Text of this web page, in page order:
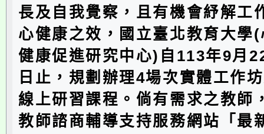
長及自我覺察，且有機會紓解工
心健康之效，國立臺北教育大學
健康促進研究中心)自113年9月
日止，規劃辦理4場次實體工作
線上研習課程。倘有需求之教師
教師諮商輔導支持服務網站「最